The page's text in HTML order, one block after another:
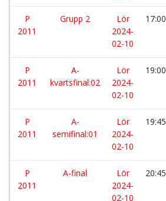
P
2011
Grupp 2
Lör
2024-
02-10
17:00
P
2011
A-
kvartsfinal:02
Lör
2024-
02-10
19:00
P
2011
A-
semifinal:01
Lör
2024-
02-10
19:45
P
2011
A-final
Lör
2024-
02-10
20:45